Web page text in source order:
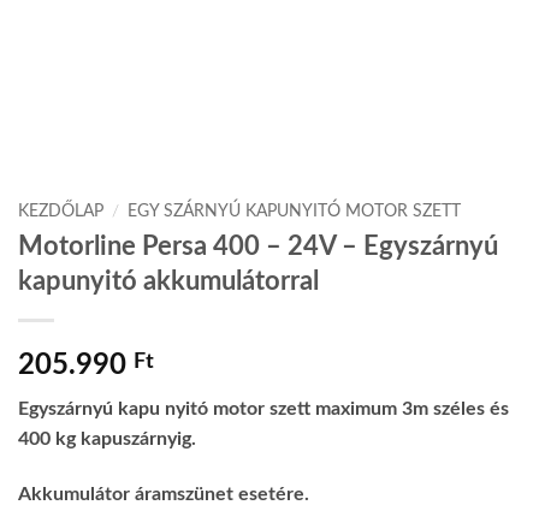
KEZDŐLAP / EGY SZÁRNYÚ KAPUNYITÓ MOTOR SZETT
Motorline Persa 400 – 24V – Egyszárnyú
kapunyitó akkumulátorral
205.990 Ft
Egyszárnyú kapu nyitó motor szett maximum 3m széles és
400 kg kapuszárnyig.
Akkumulátor áramszünet esetére.